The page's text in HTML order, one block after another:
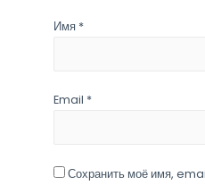
Имя *
Email *
Сохранить моё имя,